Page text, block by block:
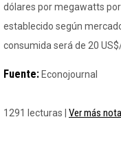
dólares por megawatts
establecido según
consumida será de 20 US$/
Fuente: Econojournal
1291 lecturas | Ver más